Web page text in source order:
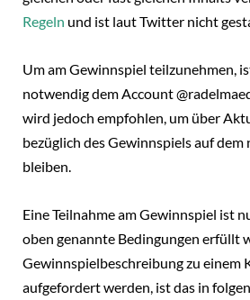
Regeln und ist laut Twitter nicht
Um am Gewinnspiel teilzunehmen,
notwendig dem Account
wird jedoch empfohlen, um über
bezüglich des Gewinnspiels auf dem
bleiben.
Eine Teilnahme am Gewinnspiel ist
oben genannte Bedingungen erfüllt
Gewinnspielbeschreibung zu einem
aufgefordert werden, ist das in